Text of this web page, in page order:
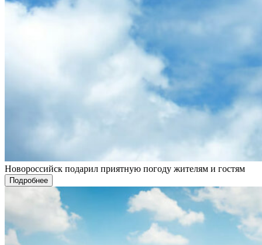
Новороссийск подарил приятную погоду жителям и гостям
Подробнее